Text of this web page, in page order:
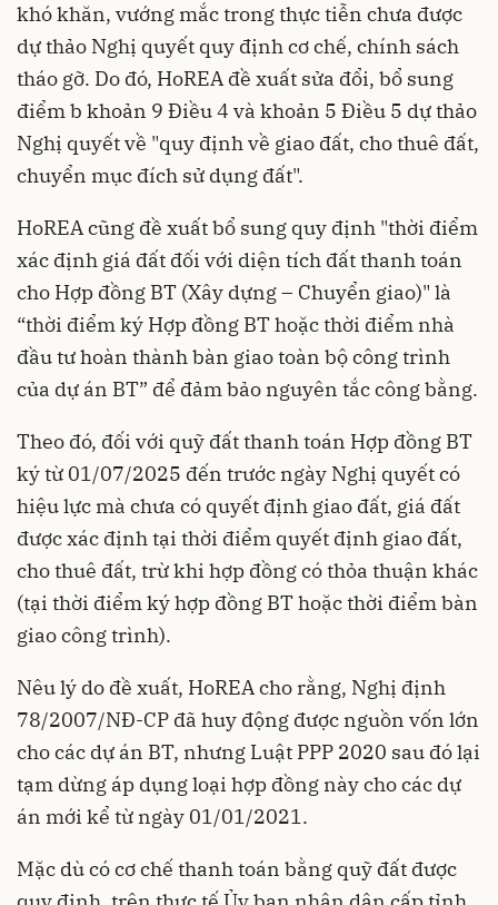
khó khăn, vướng mắc trong thực tiễn chưa được
dự thảo Nghị quyết quy định cơ chế, chính sách
tháo gỡ. Do đó, HoREA đề xuất sửa đổi, bổ sung
điểm b khoản 9 Điều 4 và khoản 5 Điều 5 dự thảo
Nghị quyết về "quy định về giao đất, cho thuê đất,
chuyển mục đích sử dụng đất".
HoREA cũng đề xuất bổ sung quy định "thời điểm
xác định giá đất đối với diện tích đất thanh toán
cho Hợp đồng BT (Xây dựng – Chuyển giao)" là
“thời điểm ký Hợp đồng BT hoặc thời điểm nhà
đầu tư hoàn thành bàn giao toàn bộ công trình
của dự án BT” để đảm bảo nguyên tắc công bằng.
Theo đó, đối với quỹ đất thanh toán Hợp đồng BT
ký từ 01/07/2025 đến trước ngày Nghị quyết có
hiệu lực mà chưa có quyết định giao đất, giá đất
được xác định tại thời điểm quyết định giao đất,
cho thuê đất, trừ khi hợp đồng có thỏa thuận khác
(tại thời điểm ký hợp đồng BT hoặc thời điểm bàn
giao công trình).
Nêu lý do đề xuất, HoREA cho rằng, Nghị định
78/2007/NĐ-CP đã huy động được nguồn vốn lớn
cho các dự án BT, nhưng Luật PPP 2020 sau đó lại
tạm dừng áp dụng loại hợp đồng này cho các dự
án mới kể từ ngày 01/01/2021.
Mặc dù có cơ chế thanh toán bằng quỹ đất được